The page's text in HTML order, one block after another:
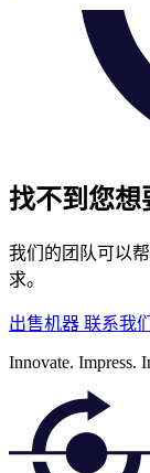
找不到您想
我们的团队可以
求。
出售机器 联系我们
Innovate. Impress.